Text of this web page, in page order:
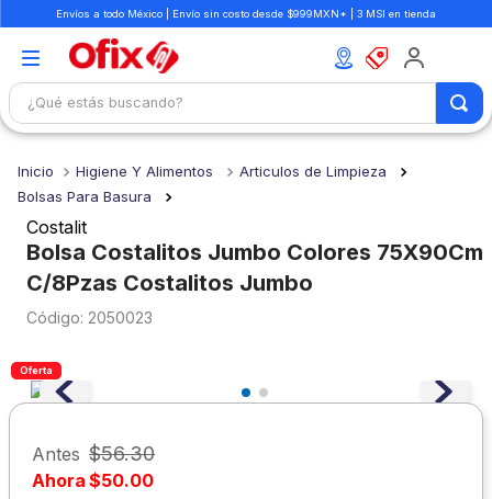
Envíos a todo México | Envío sin costo desde $999MXN* | 3 MSI en tienda
¿Qué estás buscando?
Higiene Y Alimentos
Articulos de Limpieza
Bolsas Para Basura
Costalit
Bolsa Costalitos Jumbo Colores 75X90Cm
C/8Pzas Costalitos Jumbo
: 2050023
Oferta
Antes $56.30
Ahora $50.00
1.
mochilas
2
libretas
3.
cuaderno
4.
cuadernos
colores
6.
7.
lapiz
8.
escritorio
9.
sacapuntas